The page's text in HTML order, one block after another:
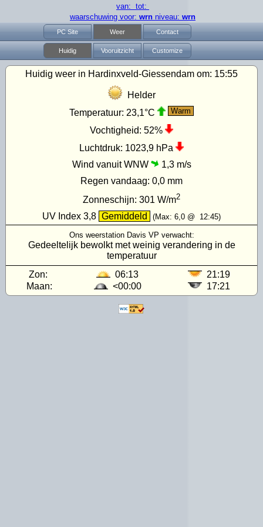
van: tot:
waarschuwing voor: wrn niveau: wrn
PC Site Weer Contact
Huidig Vooruitzicht Customize
Huidig weer in Hardinxveld-Giessendam om: 15:55
Helder
Temperatuur: 23,1°C Warm
Vochtigheid: 52%
Luchtdruk: 1023,9 hPa
Wind vanuit WNW
1,3 m/s
Regen vandaag: 0,0 mm
Zonneschijn: 301 W/m2
UV Index 3,8 Gemiddeld (Max: 6,0 @ 12:45)
Ons weerstation Davis VP verwacht:
Gedeeltelijk bewolkt met weinig verandering in de
temperatuur
Zon:
06:13
21:19
Maan:
<00:00 17:21